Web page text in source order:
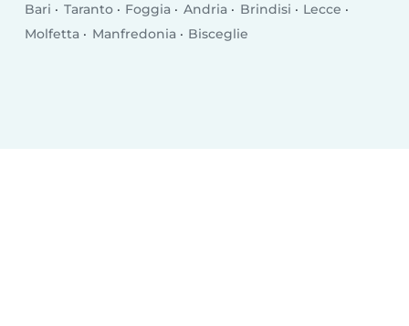
Bari Taranto Foggia Andria Brindisi
Lecce
Molfetta
Manfredonia Bisceglie